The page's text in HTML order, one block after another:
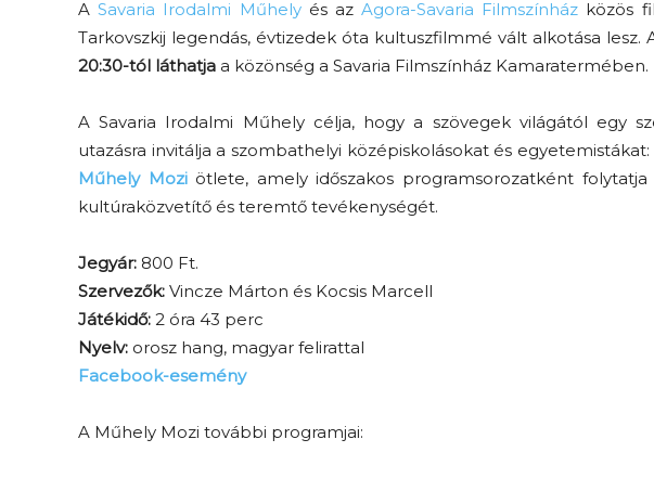
ASavaria Irodalmi Műhelyés azAgora-Savaria Filmszínház közös
Tarkovszkij legendás, évtizedek óta kultuszfilmmé vált alkotása lesz.
20:30-tól láthatja a közönség a Savaria Filmszínház Kamaratermében.
A Savaria Irodalmi Műhely célja, hogy a szövegek világától egy
utazásra invitálja a szombathelyi középiskolásokat és
Műhely Moziötlete, amely időszakos programsorozatként
kultúraközvetítő és teremtő tevékenységét.
Jegyár: 800 Ft.
Szervezők: Vincze Márton és Kocsis Marcell
Játékidő: 2 óra 43 perc
Nyelv: orosz hang, magyar felirattal
Facebook-esemény
A Műhely Mozi további programjai: